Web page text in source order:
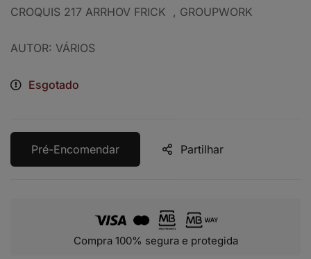
CROQUIS 217 ARRHOV FRICK , GROUPWORK
AUTOR: VÁRIOS
Esgotado
Pré-Encomendar Partilhar
Compra 100% segura e protegida